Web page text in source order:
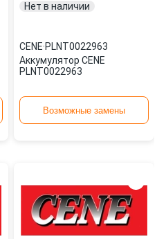
Нет в наличии
CENE·PLNT0022963
Аккумулятор CENE
PLNT0022963
Возможные замены